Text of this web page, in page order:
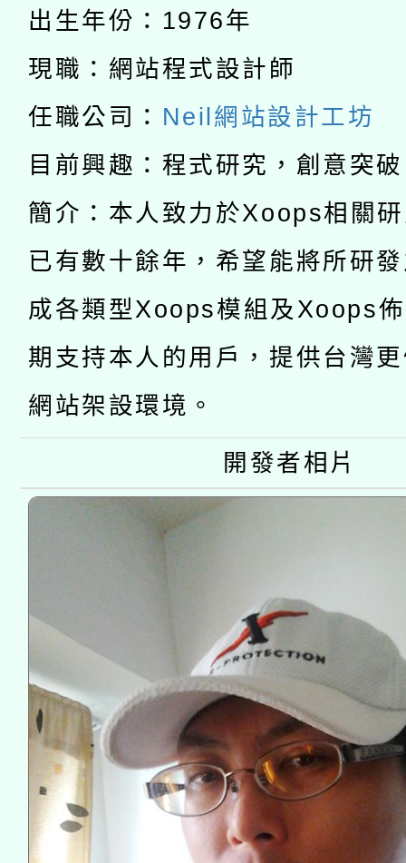
招)
本館辦理115年度閱讀
暨閱讀推動專業研習
科技賦能─人工智慧
礎課程
A3數位素養講師名單
「數位內容與教學軟體
pilot」
有關大陸委員會函釋公
薪期間赴陸應申請許可
轉知經濟部水利署委託
業技術研究院辦理「
用水績優單位及節水達
動」
115年8月22日(星期六
桃園市孔廟祈福系列
開 智慧啟航」
2026年桃園地景藝術
出生年份：1976年
現職：網站程式設計師
任職公司： Neil網站設計工坊
目前興趣：程式研究，創意突
簡介：本人致力於Xoops相關
已有數十餘年，希望能將所研
成各類型Xoops模組及Xoops
期支持本人的用戶，提供台灣
網站架設環境。
開發者相片